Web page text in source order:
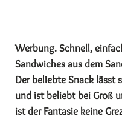
Werbung. Schnell,
Sandwiches aus dem
Der beliebte Snack
und ist beliebt bei Groß
ist der Fantasie keine